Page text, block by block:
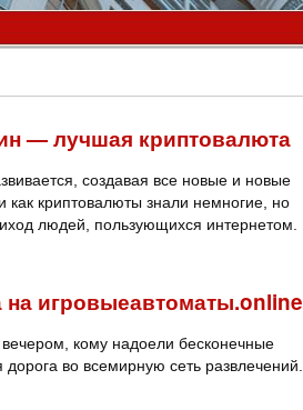
— лучшая криптовалюта
создавая все новые и новые
как криптовалюты знали немногие, но
людей, пользующихся интернетом.
игровыеавтоматы.online
вечером, кому надоели бесконечные
во всемирную сеть развлечений.